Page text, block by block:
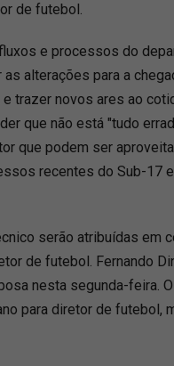
de futebol.
e processos do
alterações para a
trazer novos ares ao
que não está "tudo
que podem ser
recentes do Sub-17
serão atribuídas em
de futebol. Fernando
nesta segunda-feira.
para diretor de futebol,